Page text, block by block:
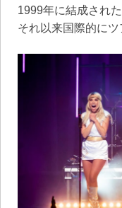
1999年に結成され
それ以来国際的にツ